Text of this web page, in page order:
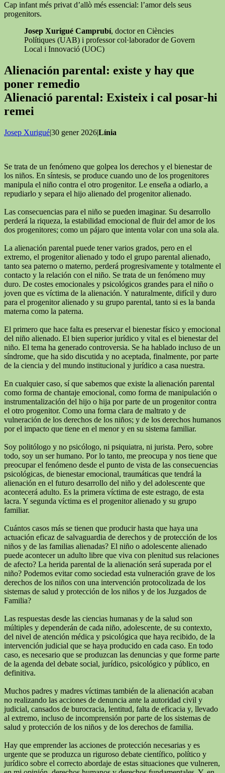
Cap infant més privat d’allò més essencial: l’amor dels seus
progenitors.
Josep Xurigué Camprubí, doctor en Ciències
Polítiques (UAB) i professor col·laborador de Govern
Local i Innovació (UOC)
Alienación parental: existe y hay que
poner remedio
Alienació parental: Existeix i cal posar-hi
remei
Josep Xurigué|30 gener 2026|Línia
Se trata de un fenómeno que golpea los derechos y el bienestar de
los niños. En síntesis, se produce cuando uno de los progenitores
manipula el niño contra el otro progenitor. Le enseña a odiarlo, a
repudiarlo y separa el hijo alienado del progenitor alienado.
Las consecuencias para el niño se pueden imaginar. Su desarrollo
perderá la riqueza, la estabilidad emocional de fluir del amor de los
dos progenitores; como un pájaro que intenta volar con una sola ala.
La alienación parental puede tener varios grados, pero en el
extremo, el progenitor alienado y todo el grupo parental alienado,
tanto sea paterno o materno, perderá progresivamente y totalmente el
contacto y la relación con el niño. Se trata de un fenómeno muy
duro. De costes emocionales y psicológicos grandes para el niño o
joven que es víctima de la alienación. Y naturalmente, difícil y duro
para el progenitor alienado y su grupo parental, tanto si es la banda
materna como la paterna.
El primero que hace falta es preservar el bienestar físico y emocional
del niño alienado. El bien superior jurídico y vital es el bienestar del
niño. El tema ha generado controversia. Se ha hablado incluso de un
síndrome, que ha sido discutida y no aceptada, finalmente, por parte
de la ciencia y del mundo institucional y jurídico a casa nuestra.
En cualquier caso, sí que sabemos que existe la alienación parental
como forma de chantaje emocional, como forma de manipulación o
instrumentalización del hijo o hija por parte de un progenitor contra
el otro progenitor. Como una forma clara de maltrato y de
vulneración de los derechos de los niños; y de los derechos humanos
por el impacto que tiene en el menor y en su sistema familiar.
Soy politólogo y no psicólogo, ni psiquiatra, ni jurista. Pero, sobre
todo, soy un ser humano. Por lo tanto, me preocupa y nos tiene que
preocupar el fenómeno desde el punto de vista de las consecuencias
psicológicas, de bienestar emocional, traumáticas que tendrá la
alienación en el futuro desarrollo del niño y del adolescente que
acontecerá adulto. Es la primera víctima de este estrago, de esta
lacra. Y segunda víctima es el progenitor alienado y su grupo
familiar.
Cuántos casos más se tienen que producir hasta que haya una
actuación eficaz de salvaguardia de derechos y de protección de los
niños y de las familias alienadas? El niño o adolescente alienado
puede acontecer un adulto libre que viva con plenitud sus relaciones
de afecto? La herida parental de la alienación será superada por el
niño? Podemos evitar como sociedad esta vulneración grave de los
derechos de los niños con una intervención protocolizada de los
sistemas de salud y protección de los niños y de los Juzgados de
Familia?
Las respuestas desde las ciencias humanas y de la salud son
múltiples y dependerán de cada niño, adolescente, de su contexto,
del nivel de atención médica y psicológica que haya recibido, de la
intervención judicial que se haya producido en cada caso. En todo
caso, es necesario que se produzcan las denuncias y que forme parte
de la agenda del debate social, jurídico, psicológico y público, en
definitiva.
Muchos padres y madres víctimas también de la alienación acaban
no realizando las acciones de denuncia ante la autoridad civil y
judicial, cansados de burocracia, lentitud, falta de eficacia y, llevado
al extremo, incluso de incomprensión por parte de los sistemas de
salud y protección de los niños y de los derechos de familia.
Hay que emprender las acciones de protección necesarias y es
urgente que se produzca un riguroso debate científico, político y
jurídico sobre el correcto abordaje de estas situaciones que vulneren,